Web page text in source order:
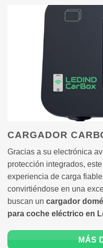
CARGADOR
Gracias a su electrónica
protección integrados,
experiencia de carga
convirtiéndose en una
buscan un cargador
para coche eléctrico en
MÁS